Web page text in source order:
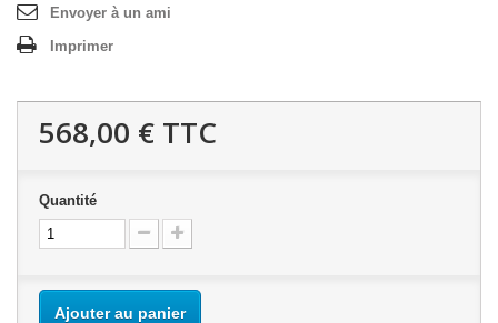
Envoyer à un ami
Imprimer
568,00 € TTC
Quantité
Ajouter au panier